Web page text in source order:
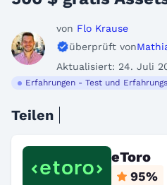
von Flo Krause
überprüft von
Aktualisiert: 24. Juli
Erfahrungen - Test und
Teilen
eToro
95%